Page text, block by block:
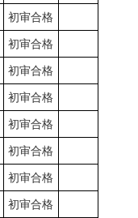
初审合格
初审合格
初审合格
初审合格
初审合格
初审合格
初审合格
初审合格